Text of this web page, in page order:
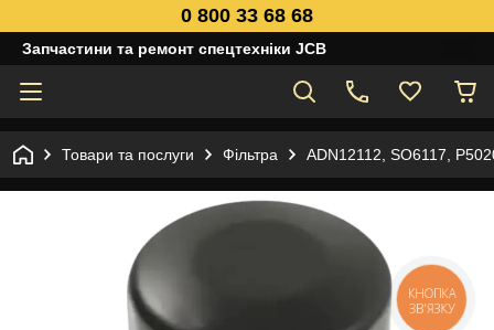
0 800 33 68 68
Запчастини та ремонт спецтехніки JCB
Товари та послуги Фільтра ADN12112, SO6117,
КНОПКА
ЗВ'ЯЗКУ